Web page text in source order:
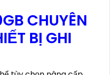
CHUYÊN
BỊ GHI